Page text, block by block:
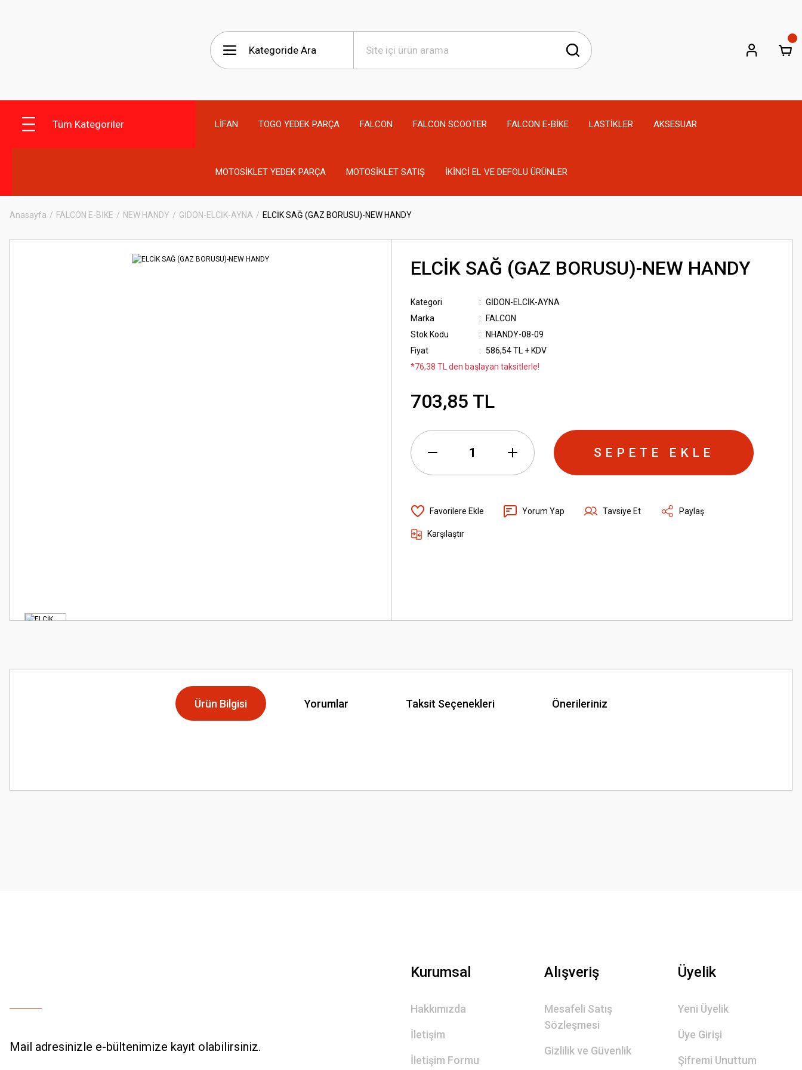
Tüm Kategoriler LİFAN TOGO YEDEK PARÇA FALCON FALCON SCOOTER FALCON E-BİKE LASTİKLER AKSESUAR
MOTOSİKLET YEDEK PARÇA MOTOSİKLET SATIŞ İKİNCİ EL VE DEFOLU ÜRÜNLER
Anasayfa FALCON E-BİKE NEW HANDY GİDON-ELCİK-AYNA ELCİK SAĞ (GAZ BORUSU)-NEW HANDY
ELCİK SAĞ (GAZ BORUSU)-NEW HANDY
Kategori
GİDON-ELCİK-AYNA
Marka
FALCON
Stok Kodu
NHANDY-08-09
Fiyat
586,54 TL + KDV
*76,38 TL den başlayan taksitlerle!
703,85 TL
SEPETE EKLE
Yorum Yap Tavsiye Et Paylaş
Karşılaştır
Ürün Bilgisi Yorumlar Taksit Seçenekleri Önerileriniz
Görüş ve önerileriniz için teşekkür ederiz.
Mail adresinizle e-bültenimize kayıt olabilirsiniz.
Kurumsal
Hakkımızda
İletişim
İletişim Formu
Alışveriş
Mesafeli Satış
Sözleşmesi
Gizlilik ve Güvenlik
Üyelik
Yeni Üyelik
Üye Girişi
Şifremi Unuttum